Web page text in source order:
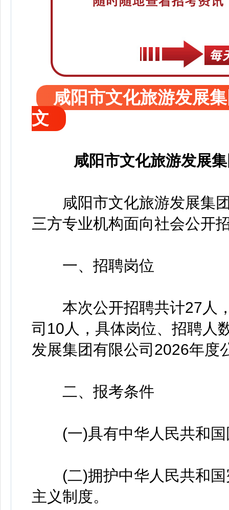
咸阳市文化旅游发展
文
咸阳市文化旅游发展
咸阳市文化旅游发展集团
三方专业机构面向社会公开
一、招聘岗位
本次公开招聘共计27人，
司10人，具体岗位、招聘人
发展集团有限公司2026年度
二、报考条件
(一)具有中华人民共和国
(二)拥护中华人民共和国
主义制度。